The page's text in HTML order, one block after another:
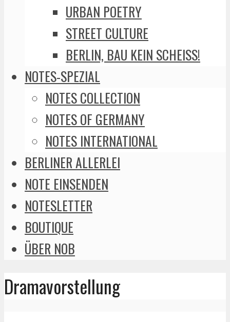
URBAN POETRY
STREET CULTURE
BERLIN, BAU KEIN SCHEISS!
NOTES-SPEZIAL
NOTES COLLECTION
NOTES OF GERMANY
NOTES INTERNATIONAL
BERLINER ALLERLEI
NOTE EINSENDEN
NOTESLETTER
BOUTIQUE
ÜBER NOB
Dramavorstellung